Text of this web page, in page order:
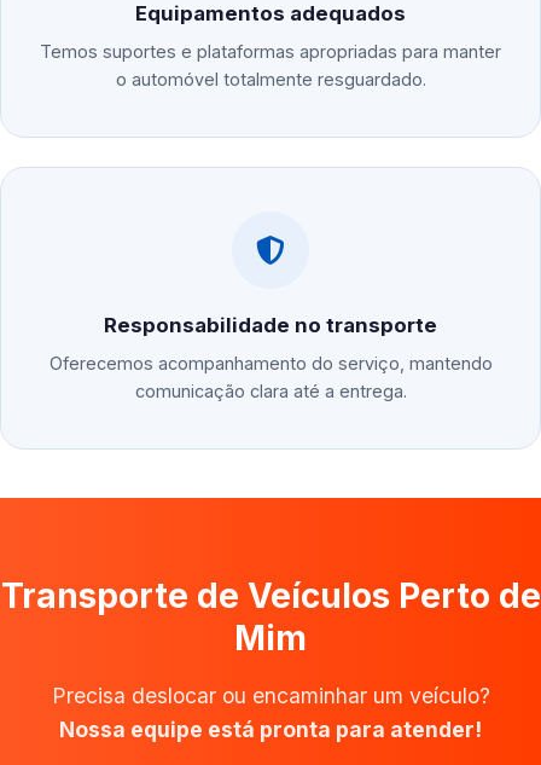
Equipamentos adequados
Temos suportes e plataformas apropriadas para manter
o automóvel totalmente resguardado.
Responsabilidade no transporte
Oferecemos acompanhamento do serviço, mantendo
comunicação clara até a entrega.
Transporte de Veículos Perto de
Mim
Precisa deslocar ou encaminhar um veículo?
Nossa equipe está pronta para atender!